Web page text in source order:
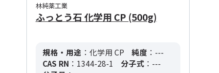
林純薬工業
ふっとう石 化学用 CP (500g)
規格・用途 ：化学用 CP 純度 ：---
CAS RN ：1344-28-1 分子式 ：---